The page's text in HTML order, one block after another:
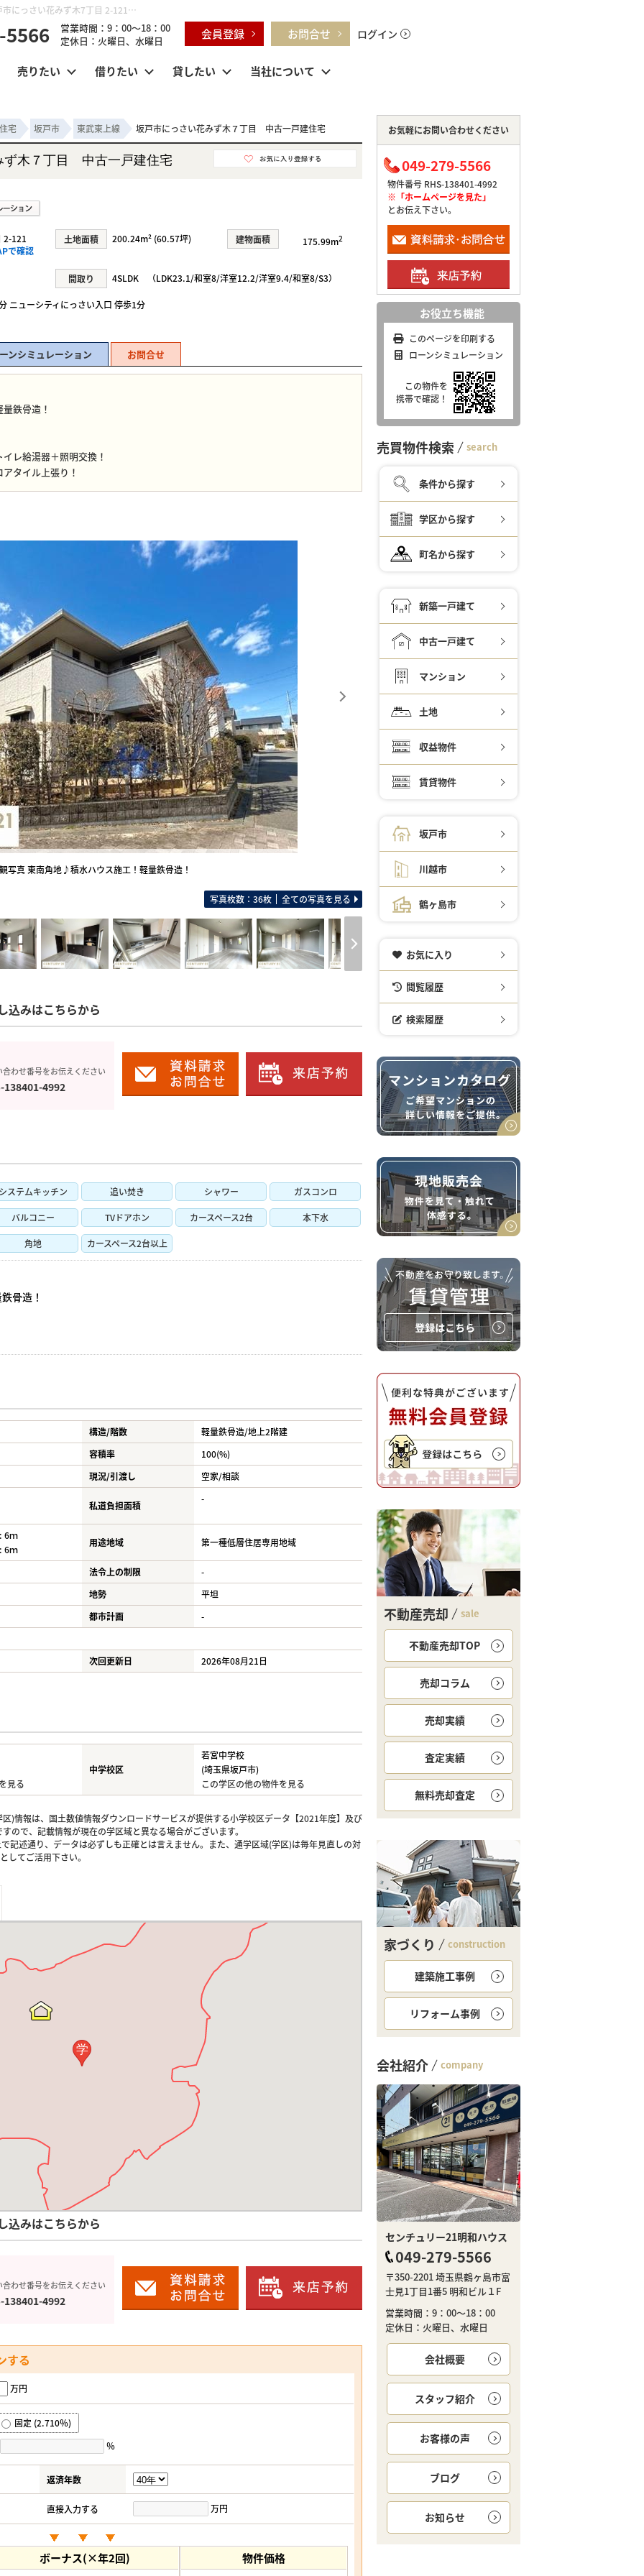
坂戸市にっさい花みず木７丁目 中古一戸建住宅 埼玉県坂戸市にっさい花みず木7丁目 2-121｜4,090万円の中古一戸建て｜センチュリー21明和ハウス
5566
営業時間：9：00～18：00
定休日：火曜日、水曜日
会員登録 お問合せ ログイン
売りたい 借りたい 貸したい 当社について
宅 坂戸市 東武東上線 坂戸市にっさい花みず木７丁目 中古一戸建住宅
ず木７丁目 中古一戸建住宅
2-121
で確認
土地面積 200.24m² (60.57坪) 建物面積 175.99m2
間取り 4SLDK （LDK23.1/和室8/洋室12.2/洋室9.4/和室8/S3）
ニューシティにっさい入口 停歩1分
ンシミュレーション お問合せ
鉄骨造！
レ給湯器＋照明交換！
タイル上張り！
写真 東南角地♪積水ハウス施工！軽量鉄骨造！
写真枚数：36枚 全ての写真を見る
込みはこちらから
合わせ番号をお伝えください
138401-4992
ステムキッチン 追い焚き シャワー ガスコンロ
バルコニー TVドアホン カースペース2台 本下水
角地 カースペース2台以上
骨造！
構造/階数 軽量鉄骨造/地上2階建
容積率
100(%)
現況/引渡し
空家/相談
私道負担面積
-
6ｍ
6ｍ
用途地域 第一種低層住居専用地域
法令上の制限
-
地勢
平坦
都市計画
-
次回更新日 2026年08月21日
見る
中学校区
若宮中学校
(埼玉県坂戸市)
この学区の他の物件を見る
)情報は、国土数値情報ダウンロードサービスが提供する小学校区データ【2021年度】及び
ので、記載情報が現在の学区域と異なる場合がございます。
記述通り、データは必ずしも正確とは言えません。また、通学区域(学区)は毎年見直しの対
してご活用下さい。
学
込みはこちらから
合わせ番号をお伝えください
138401-4992
する
万円
固定 (2.710％)
％
返済年数
直接入力する 万円
ボーナス(×年2回) 物件価格
お気軽にお問い合わせください
049-279-5566
物件番号 RHS-138401-4992
※「ホームページを見た」
とお伝え下さい。
お役立ち機能
このページを印刷する
ローンシミュレーション
この物件を
携帯で確認！
売買物件検索 search
条件から探す
学区から探す
町名から探す
新築一戸建て
中古一戸建て
マンション
土地
収益物件
賃貸物件
坂戸市
川越市
鶴ヶ島市
お気に入り
閲覧履歴
検索履歴
不動産売却 sale
不動産売却TOP
売却コラム
売却実績
査定実績
無料売却査定
家づくり construction
建築施工事例
リフォーム事例
会社紹介 company
センチュリー21明和ハウス
049-279-5566
〒350-2201 埼玉県鶴ヶ島市富
士見1丁目1番5 明和ビル１F
営業時間：9：00～18：00
定休日：火曜日、水曜日
会社概要
スタッフ紹介
お客様の声
ブログ
お知らせ